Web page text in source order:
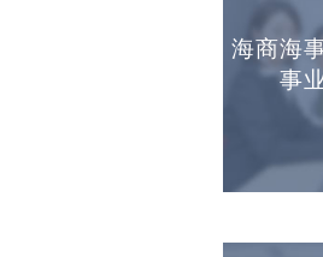
海商海
事